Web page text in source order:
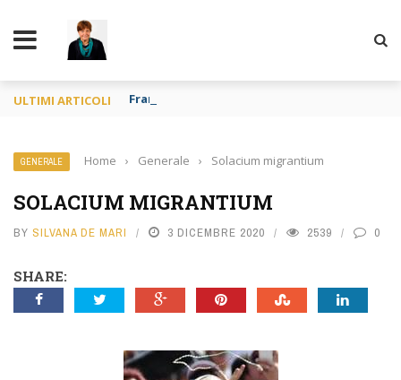
ULTIMI ARTICOLI Francia o Spagna purché si mangi
GENERALE Home › Generale › Solacium migrantium
SOLACIUM MIGRANTIUM
BY SILVANA DE MARI 3 DICEMBRE 2020 2539 0
SHARE: